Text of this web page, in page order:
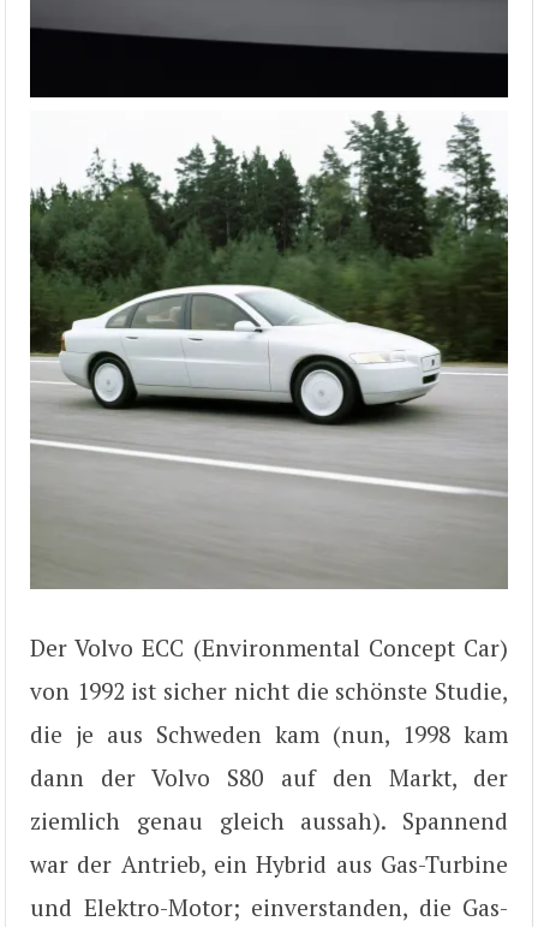
Der Volvo ECC (Environmental Concept Car)
von 1992 ist sicher nicht die schönste Studie,
die je aus Schweden kam (nun, 1998 kam
dann der Volvo S80 auf den Markt, der
ziemlich genau gleich aussah). Spannend
war der Antrieb, ein Hybrid aus Gas-Turbine
und Elektro-Motor; einverstanden, die Gas-